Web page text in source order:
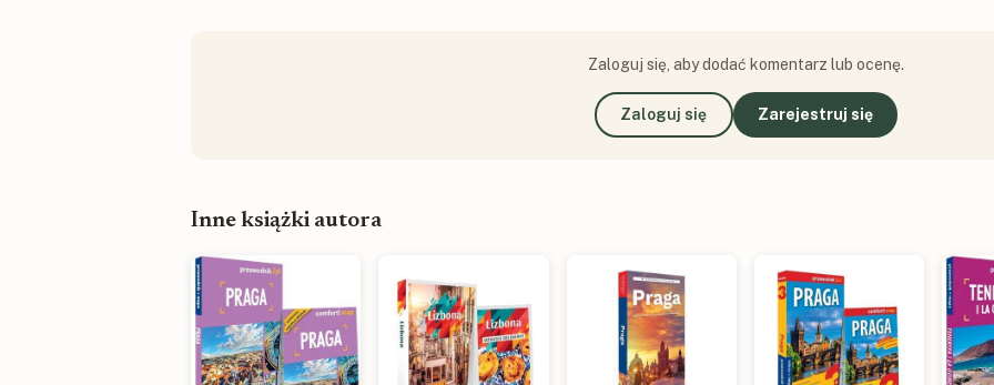
Zaloguj się, aby dodać komentarz lub ocenę.
Zaloguj się Zarejestruj się
Inne książki autora